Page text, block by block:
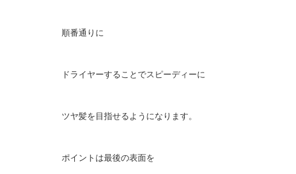
順番通りに
ドライヤーすることでスピーディーに
ツヤ髪を目指せるようになります。
ポイントは最後の表面を